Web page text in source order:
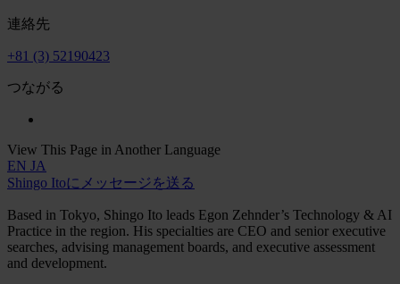
連絡先
+81 (3) 52190423
つながる
View This Page in Another Language
EN JA
Shingo Itoにメッセージを送る
Based in Tokyo, Shingo Ito leads Egon Zehnder’s Technology & AI
Practice in the region. His specialties are CEO and senior executive
searches, advising management boards, and executive assessment
and development.